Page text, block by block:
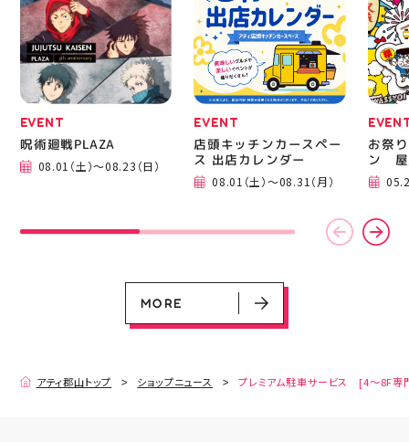
EVENT
EVENT
店頭キッチンカースペース 出店カ
08.01（土）～08.31（月）
EVENT
お祭りBBQビアガーデン 屋上で好
05.21（木）～09.27（日）
CAMPAIGN
ヨドバシカメラ 平日限定1時間駐
CAMPAIGN
プレミアム駐車サービス [4～8F
る方は是非、店頭に足を
運んでください！ スポ
ーツナビゲーター一同、
店頭でお待ちしておりま
す(⁠◍⁠•⁠ᴗ⁠•⁠◍⁠)⁠ ・ #ゼビオ
#アティ郡山 #福島美少
女図鑑 #照山楓香
#ASICS
郡山
BBQ
祭り
手ぶ
み #
ィナ
#夏の
EVENT
呪術廻戦PLAZA
08.01（土）～08.23（日）
EVENT
店頭キッチンカースペー
ス 出店カレンダー
08.01（土）～08.31（月）
お祭
ン 屋
MORE
アティ郡山トップ ショップニュース プレミアム駐車サービス [4～8F専